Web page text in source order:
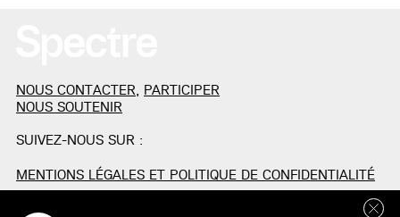
NOUS CONTACTER PARTICIPER
NOUS SOUTENIR
SUIVEZ-NOUS SUR :
MENTIONS LÉGALES ET POLITIQUE DE CONFIDENTIALITÉ